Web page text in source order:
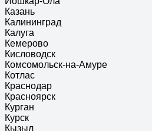
Казань
Калининград
Калуга
Кемерово
Кисловодск
Комсомольск-на-Амуре
Котлас
Краснодар
Красноярск
Курган
Курск
Кызыл